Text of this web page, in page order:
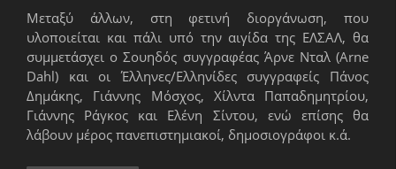
Μεταξύ άλλων, στη φετινή διοργάνωση, που
υλοποιείται και πάλι υπό την αιγίδα της ΕΛΣΑΛ, θα
συμμετάσχει ο Σουηδός συγγραφέας Άρνε Νταλ (Arne
Dahl) και οι Έλληνες/Ελληνίδες συγγραφείς Πάνος
Δημάκης, Γιάννης Μόσχος, Χίλντα Παπαδημητρίου,
Γιάννης Ράγκος και Ελένη Σίντου, ενώ επίσης θα
λάβουν μέρος πανεπιστημιακοί, δημοσιογράφοι κ.ά.